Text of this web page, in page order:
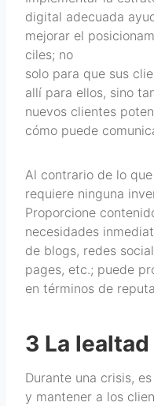
digital adecuada
mejorar el
ciles; no
solo para que sus
allí para ellos, sino
nuevos clientes
cómo puede
Al contrario de lo
requiere ninguna
Proporcione
necesidades
de blogs, redes
pages, etc.; puede
en términos de
3 La
Durante una crisis,
y mantener a los